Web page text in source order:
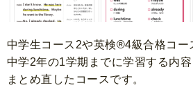
中学生コース2や英検®4級合格コー
中学2年の1学期までに学習する内
まとめ直したコースです。